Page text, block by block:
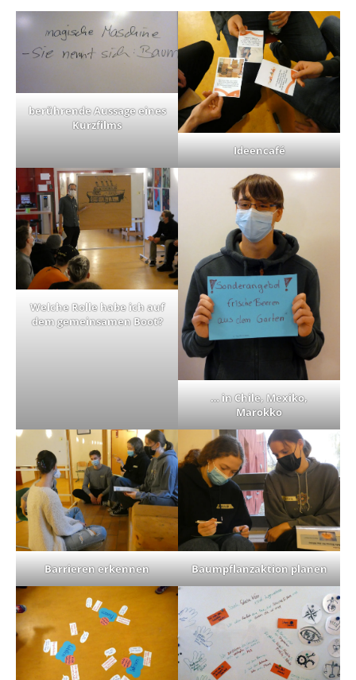
berührende Aussage eines
Kurzfilms
Ideencafé
Welche Rolle habe ich auf
dem gemeinsamen Boot?
… in Chile, Mexiko,
Marokko
Barrieren erkennen Baumpflanzaktion planen